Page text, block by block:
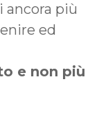
ancora più
ed
e non più